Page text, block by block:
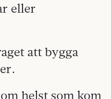
eller
att bygga
helst som kom